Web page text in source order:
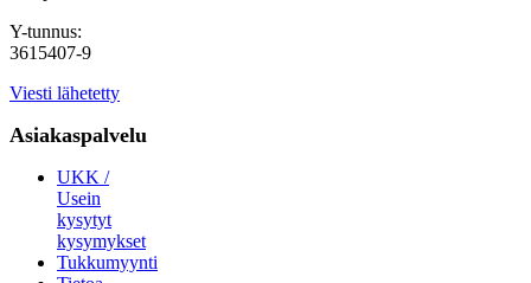
Y-tunnus:
3615407-9
Viesti lähetetty
Asiakaspalvelu
UKK /
Usein
kysytyt
kysymykset
Tukkumyynti